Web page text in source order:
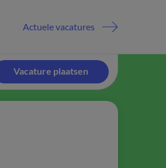
Actuele vacatures
Vacature plaatsen